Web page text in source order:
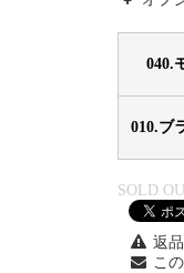
040.
010.ブ
SOLD
返
こ